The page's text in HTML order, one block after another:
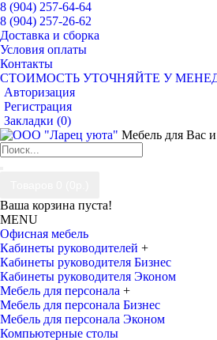
8 (904) 257-64-64
8 (904) 257-26-62
Доставка и сборка
Условия оплаты
Контакты
СТОИМОСТЬ УТОЧНЯЙТЕ У
Авторизация
Регистрация
Закладки (0)
Мебель для Вас
Ваша корзина пуста!
MENU
Офисная мебель
Кабинеты руководителей +
Кабинеты руководителя Бизнес
Кабинеты руководителя Эконом
Мебель для персонала +
Мебель для персонала Бизнес
Мебель для персонала Эконом
Компьютерные столы